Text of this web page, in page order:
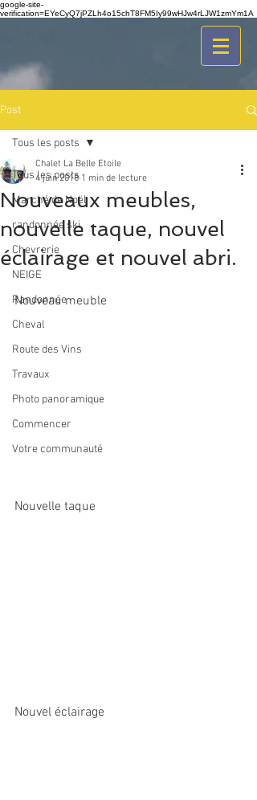
google-site-
verification=EYeCyQ7jPZLh4o15chT8FM5Iy99wHJw4rLJW1zmYm1A
Post
Tous les posts
Marché de Noël
randonnée ski
Chevrerie
NEIGE
Randonnée
Cheval
Route des Vins
Travaux
Photo panoramique
Commencer
Votre communauté
Tous les posts
Nouveaux meubles,
nouvelle taque, nouvel
éclairage et nouvel abri.
Chalet La Belle Etoile
4 juin 2018 1 min de lecture
Nouveau meuble
Nouvelle taque
Nouvel éclairage